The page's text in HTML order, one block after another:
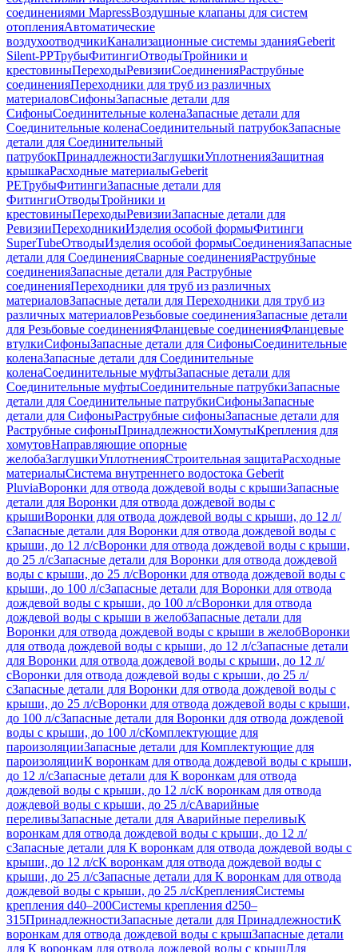
соединениями MapressВоздушные клапаны для систем
отопленияАвтоматические
воздухоотводчикиКанализационные системы зданияGeberit
Silent-PPТрубыФитингиОтводыТройники и
крестовиныПереходыРевизииСоединенияРаструбные
соединенияПереходники для труб из различных
материаловСифоныЗапасные детали для
СифоныСоединительные коленаЗапасные детали для
Соединительные коленаСоединительный патрубокЗапасные
детали для Соединительный
патрубокПринадлежностиЗаглушкиУплотненияЗащитная
крышкаРасходные материалыGeberit
PEТрубыФитингиЗапасные детали для
ФитингиОтводыТройники и
крестовиныПереходыРевизииЗапасные детали для
РевизииПереходникиИзделия особой формыФитинги
SuperTubeОтводыИзделия особой формыСоединенияЗапасные
детали для СоединенияСварные соединенияРаструбные
соединенияЗапасные детали для Раструбные
соединенияПереходники для труб из различных
материаловЗапасные детали для Переходники для труб из
различных материаловРезьбовые соединенияЗапасные детали
для Резьбовые соединенияФланцевые соединенияФланцевые
втулкиСифоныЗапасные детали для СифоныСоединительные
коленаЗапасные детали для Соединительные
коленаСоединительные муфтыЗапасные детали для
Соединительные муфтыСоединительные патрубкиЗапасные
детали для Соединительные патрубкиСифоныЗапасные
детали для СифоныРаструбные сифоныЗапасные детали для
Раструбные сифоныПринадлежностиХомутыКрепления для
хомутовНаправляющие опорные
желобаЗаглушкиУплотненияСтроительная защитаРасходные
материалыСистема внутреннего водостока Geberit
PluviaВоронки для отвода дождевой воды с крышиЗапасные
детали для Воронки для отвода дождевой воды с
крышиВоронки для отвода дождевой воды с крыши, до 12 л/
сЗапасные детали для Воронки для отвода дождевой воды с
крыши, до 12 л/сВоронки для отвода дождевой воды с крыши,
до 25 л/сЗапасные детали для Воронки для отвода дождевой
воды с крыши, до 25 л/сВоронки для отвода дождевой воды с
крыши, до 100 л/сЗапасные детали для Воронки для отвода
дождевой воды с крыши, до 100 л/сВоронки для отвода
дождевой воды с крыши в желобЗапасные детали для
Воронки для отвода дождевой воды с крыши в желобВоронки
для отвода дождевой воды с крыши, до 12 л/сЗапасные детали
для Воронки для отвода дождевой воды с крыши, до 12 л/
сВоронки для отвода дождевой воды с крыши, до 25 л/
сЗапасные детали для Воронки для отвода дождевой воды с
крыши, до 25 л/сВоронки для отвода дождевой воды с крыши,
до 100 л/сЗапасные детали для Воронки для отвода дождевой
воды с крыши, до 100 л/сКомплектующие для
пароизоляцииЗапасные детали для Комплектующие для
пароизоляцииК воронкам для отвода дождевой воды с крыши,
до 12 л/сЗапасные детали для К воронкам для отвода
дождевой воды с крыши, до 12 л/сК воронкам для отвода
дождевой воды с крыши, до 25 л/сАварийные
переливыЗапасные детали для Аварийные переливыК
воронкам для отвода дождевой воды с крыши, до 12 л/
сЗапасные детали для К воронкам для отвода дождевой воды с
крыши, до 12 л/сК воронкам для отвода дождевой воды с
крыши, до 25 л/сЗапасные детали для К воронкам для отвода
дождевой воды с крыши, до 25 л/сКрепленияСистемы
крепления d40–200Системы крепления d250–
315ПринадлежностиЗапасные детали для ПринадлежностиК
воронкам для отвода дождевой воды с крышЗапасные детали
для К воронкам для отвода дождевой воды с крышДля